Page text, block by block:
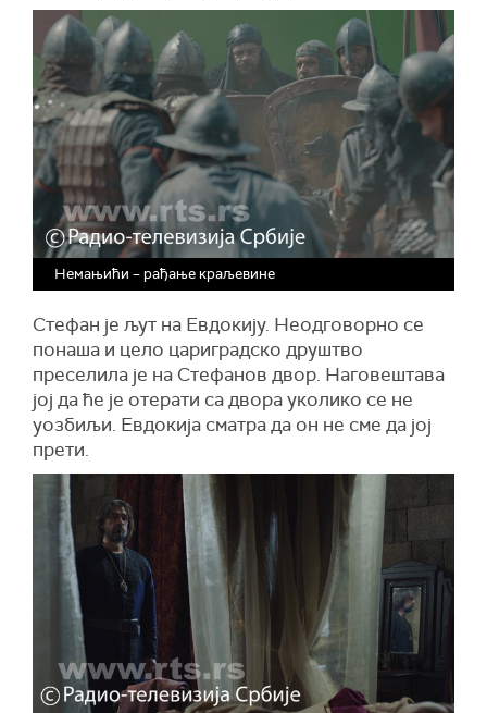
Немањићи – рађање краљевине
Стефан је љут на Евдокију. Неодговорно се
понаша и цело цариградско друштво
преселила је на Стефанов двор. Наговештава
јој да ће је отерати са двора уколико се не
уозбиљи. Евдокија сматра да он не сме да јој
прети.